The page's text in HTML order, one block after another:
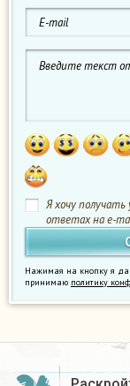
Я хочу получать
ответах на e-
Нажимая на кнопку я
принимаю политику